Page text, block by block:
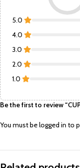
5.0
4.0
3.0
2.0
1.0
Be the first to review
You must belogged in to